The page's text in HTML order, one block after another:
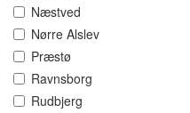
Næstved
Nørre Alslev
Præstø
Ravnsborg
Rudbjerg